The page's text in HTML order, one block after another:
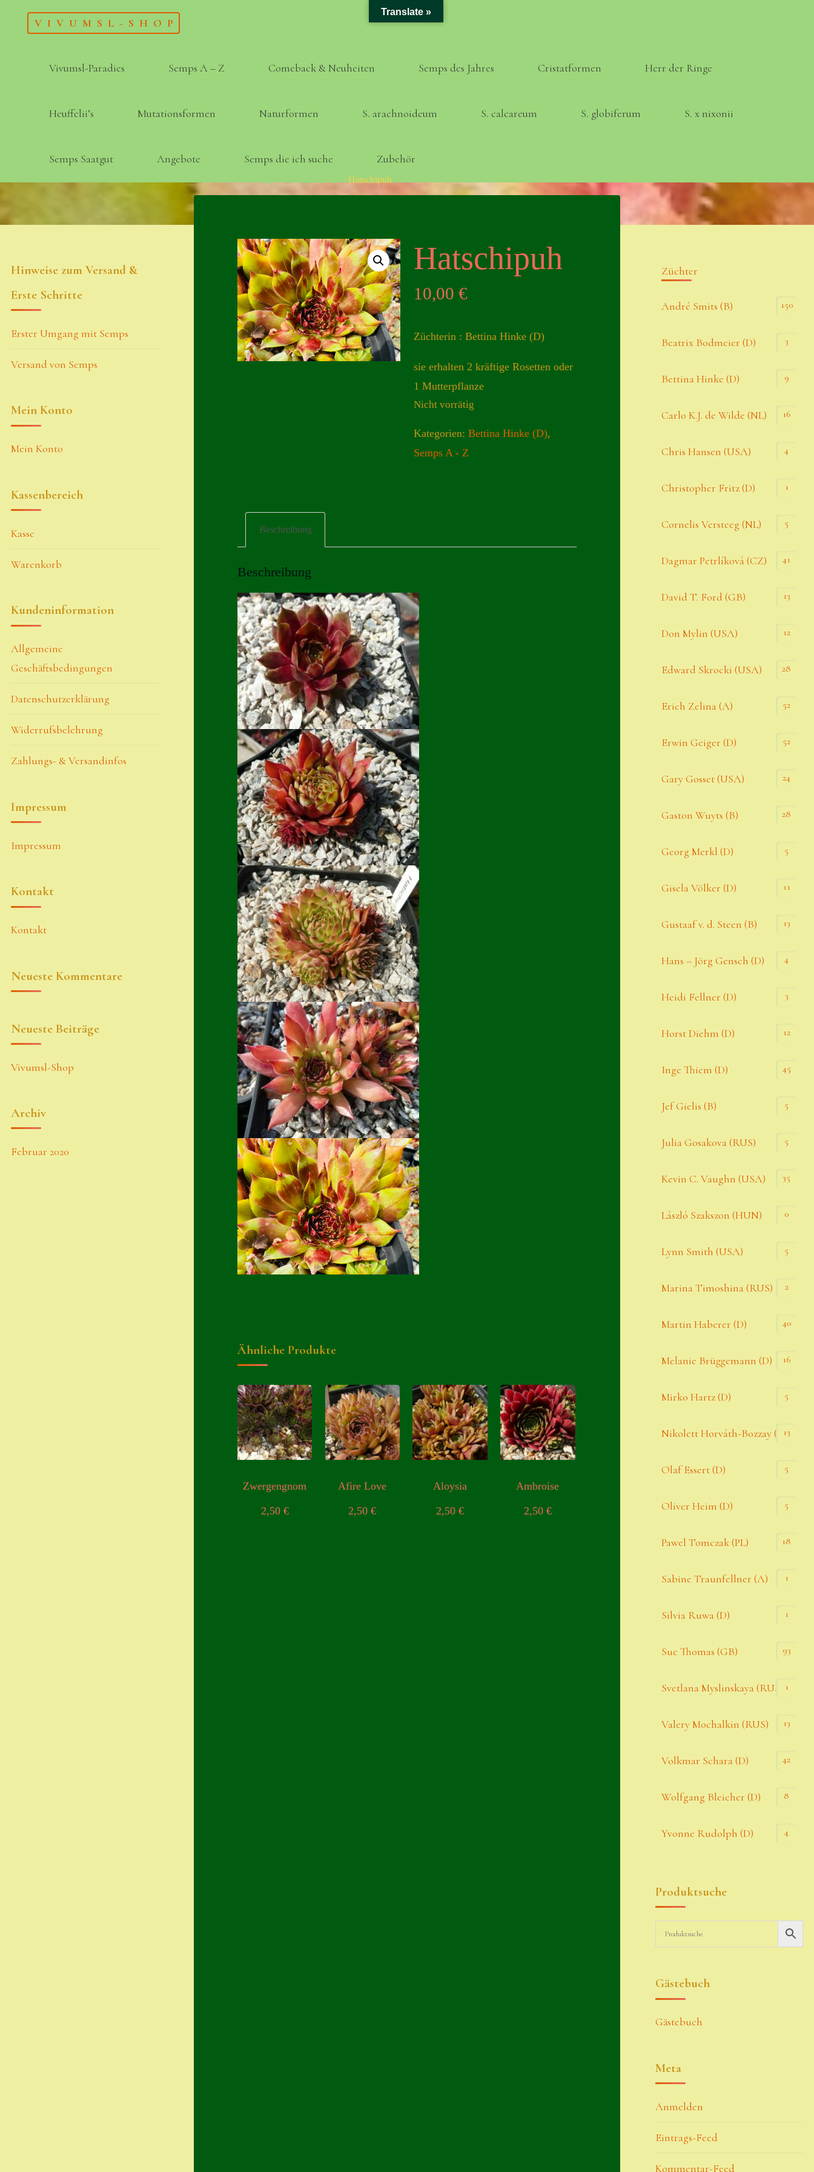
VIVUMSL-SHOP
Vivumsl-Paradies Semps A – Z Comeback & Neuheiten Semps des Jahres Cristatformen Herr der Ringe
Heuffelii’s Mutationsformen Naturformen S. arachnoideum S. calcareum S. globiferum S. x nixonii
Semps Saatgut Angebote Semps die ich suche Zubehör
Kategorien
Semps A - Z Hatschipuh
Hatschipuh
10,00€
Züchterin : Bettina Hinke (D)
sie erhalten 2 kräftige Rosetten oder
1 Mutterpflanze
Nicht vorrätig
Kategorien:Bettina Hinke (D),
Semps A - Z
Beschreibung
Beschreibung
Ähnliche Produkte
Zwergengnom
2,50 €
Afire Love
2,50€
Aloysia
2,50€
Ambroise
2,50 €
Hinweise zum Versand &
Erste Schritte
Erster Umgang mit Semps
Versand von Semps
Mein Konto
Mein Konto
Kassenbereich
Kasse
Warenkorb
Kundeninformation
Allgemeine
Geschäftsbedingungen
Datenschutzerklärung
Widerrufsbelehrung
Zahlungs- & Versandinfos
Impressum
Impressum
Kontakt
Kontakt
Neueste Kommentare
Neueste Beiträge
Vivumsl-Shop
Archiv
Februar 2020
Züchter
André Smits (B) 150
Beatrix Bodmeier (D) 3
Bettina Hinke (D) 9
Carlo K.J. de Wilde (NL) 16
Chris Hansen (USA) 4
Christopher Fritz (D) 1
Cornelis Versteeg (NL) 5
Dagmar Petrlíková (CZ) 41
David T. Ford (GB) 13
Don Mylin (USA) 12
Edward Skrocki (USA) 28
Erich Zelina (A) 52
Erwin Geiger (D) 52
Gary Gosset (USA) 24
Gaston Wuyts (B) 28
Georg Merkl (D) 5
Gisela Völker (D) 11
Gustaaf v. d. Steen (B) 13
Hans – Jörg Gensch (D) 4
Heidi Fellner (D) 3
Horst Diehm (D) 12
Inge Thiem (D) 45
Jef Gielis (B) 5
Julia Gosakova (RUS) 5
Kevin C. Vaughn (USA) 35
László Szakszon (HUN) 0
Lynn Smith (USA) 5
Marina Timoshina (RUS) 2
Martin Haberer (D) 40
Melanie Brüggemann (D) 16
Mirko Hartz (D) 5
Nikolett Horváth-Bozzay (A)13
Olaf Essert (D) 5
Oliver Heim (D) 5
Pawel Tomczak (PL) 18
Sabine Traunfellner (A) 1
Silvia Ruwa (D) 1
Sue Thomas (GB) 93
Svetlana Myslinskaya (RUS) 1
Valery Mochalkin (RUS) 13
Volkmar Schara (D) 42
Wolfgang Bleicher (D) 8
Yvonne Rudolph (D) 4
Produktsuche
Gästebuch
Gästebuch
Meta
Anmelden
Eintrags-Feed
Kommentar-Feed
Translate »